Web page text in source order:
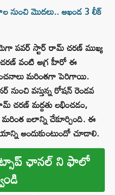
నుంచి మొదలు.. అఖండ 3 లీక్
పవర్ స్టార్ రామ్ చరణ్ ముఖ్య
వంటి అగ్ర హీరో ఈ
మరింతగా పెరిగాయి.
వస్తున్న రోషన్ రెండవ
చరణ్ మద్దతు లభించడం,
బలాన్ని చేకూర్చింది. ఈ
అందుకుంటుందో చూడాలి.
ఛానల్ ని ఫాలో